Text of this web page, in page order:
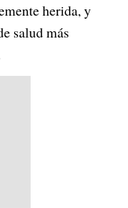
herida, y
salud más